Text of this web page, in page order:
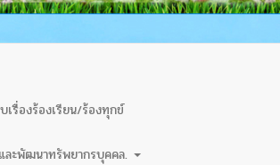
เรื่องร้องเรียน/ร้องทุกข์
ะพัฒนาทรัพยากรบุคคล.